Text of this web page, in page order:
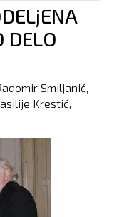
DELO
Smiljanić,
Krestić,